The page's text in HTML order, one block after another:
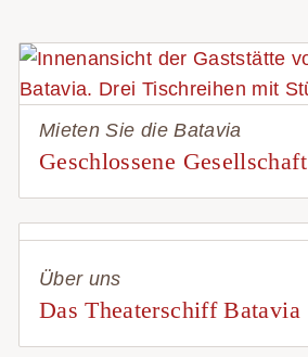
Mieten Sie die Batavia
Geschlossene Gesellschaft
Über uns
Das Theaterschiff Batavia